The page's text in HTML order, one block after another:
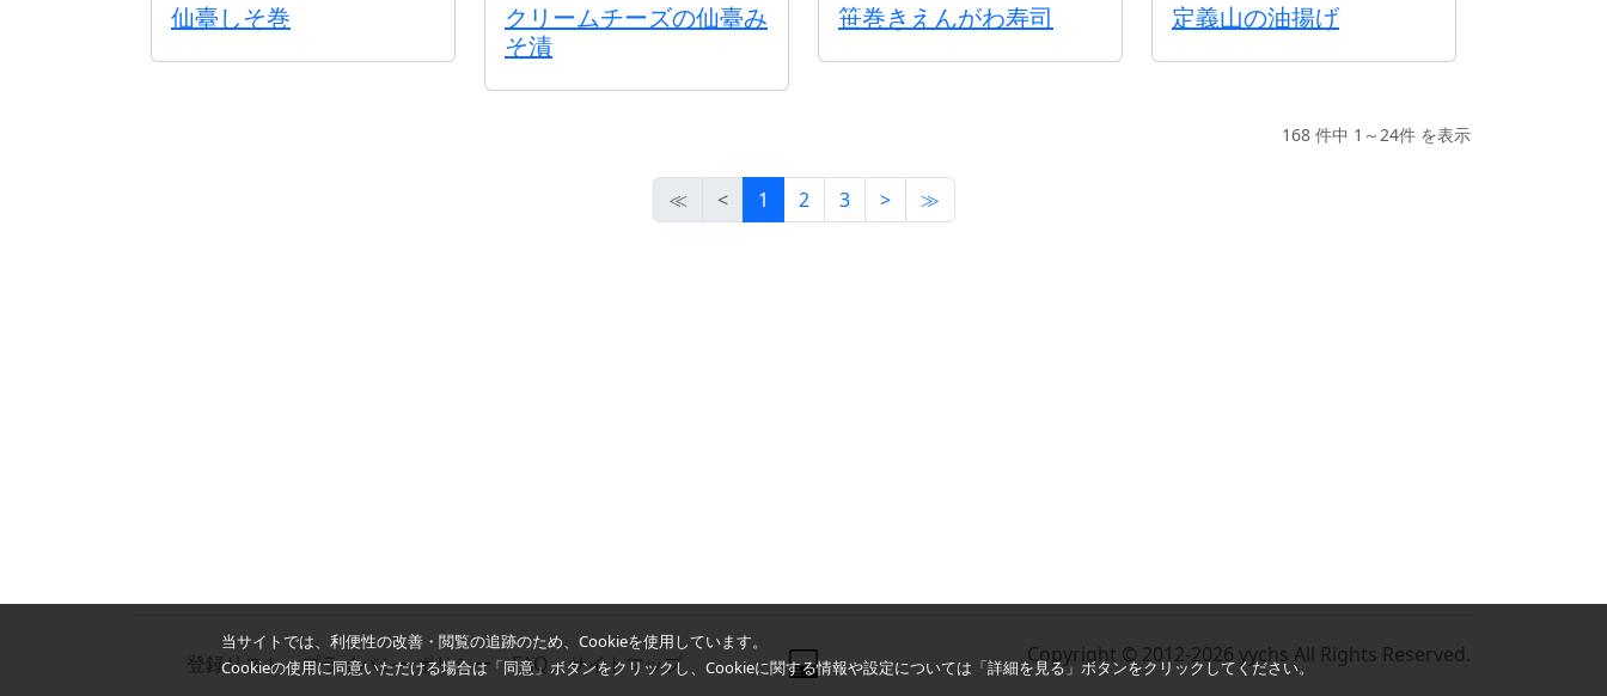
仙臺しそ巻
クリームチーズの仙臺み
そ漬
笹巻きえんがわ寿司 定義山の油揚げ
168 件中 1～24件 を表示
≪ < 1 2 3 > ≫
当サイトでは、利便性の改善・閲覧の追跡のため、Cookieを使用しています。
Cookieの使用に同意いただける場合は「同意」ボタンをクリックし、Cookieに関する情報や設定については「詳細を見る」ボタンをクリックしてください。
登録リスト プライバシーポリシー FAQ サイトマップ Copyright © 2012-2026 yychs All Rights Reserved.